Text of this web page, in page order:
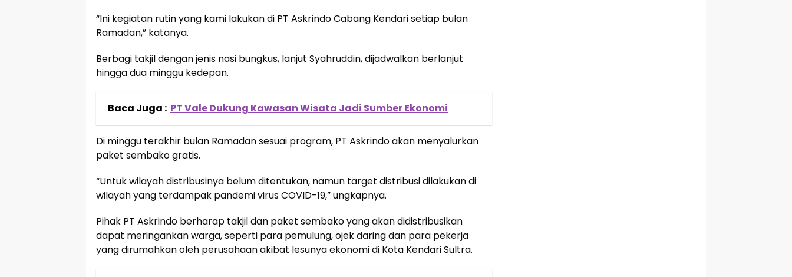
“Ini kegiatan rutin yang kami lakukan di PT Askrindo Cabang Kendari setiap bulan
Ramadan,” katanya.
Berbagi takjil dengan jenis nasi bungkus, lanjut Syahruddin, dijadwalkan berlanjut
hingga dua minggu kedepan.
Baca Juga : PT Vale Dukung Kawasan Wisata Jadi Sumber Ekonomi
Di minggu terakhir bulan Ramadan sesuai program, PT Askrindo akan menyalurkan
paket sembako gratis.
“Untuk wilayah distribusinya belum ditentukan, namun target distribusi dilakukan di
wilayah yang terdampak pandemi virus COVID-19,” ungkapnya.
Pihak PT Askrindo berharap takjil dan paket sembako yang akan didistribusikan
dapat meringankan warga, seperti para pemulung, ojek daring dan para pekerja
yang dirumahkan oleh perusahaan akibat lesunya ekonomi di Kota Kendari Sultra.